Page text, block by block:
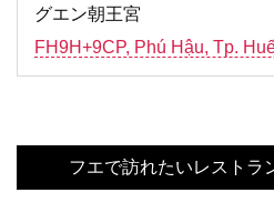
グエン朝王宮
FH9H+9CP, Phú Hậu, Tp.
フエで訪れたいレストラ